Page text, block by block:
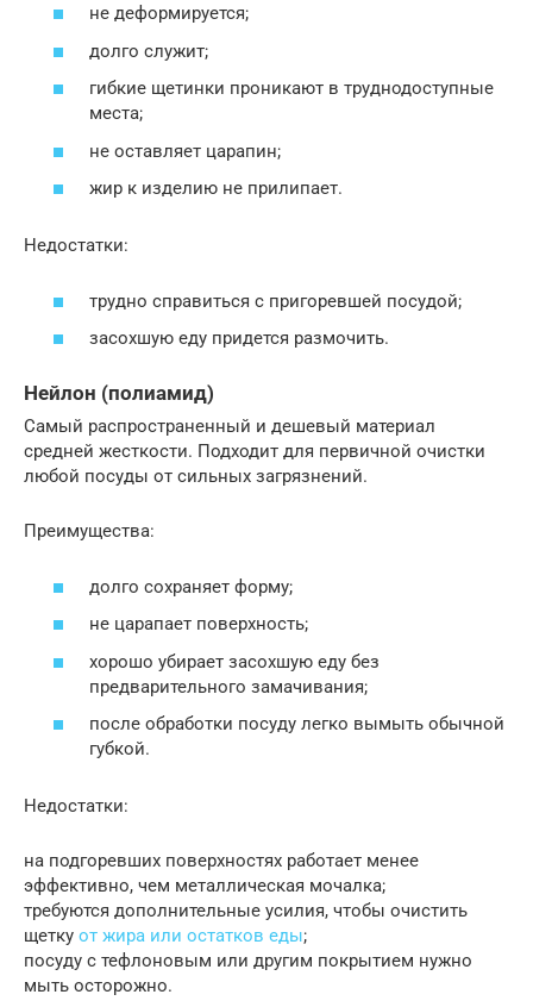
не деформируется;
долго служит;
гибкие щетинки проникают в труднодоступные
места;
не оставляет царапин;
жир к изделию не прилипает.
Недостатки:
трудно справиться с пригоревшей посудой;
засохшую еду придется размочить.
Нейлон (полиамид)
Самый распространенный и дешевый материал
средней жесткости. Подходит для первичной очистки
любой посуды от сильных загрязнений.
Преимущества:
долго сохраняет форму;
не царапает поверхность;
хорошо убирает засохшую еду без
предварительного замачивания;
после обработки посуду легко вымыть обычной
губкой.
Недостатки:
на подгоревших поверхностях работает менее
эффективно, чем металлическая мочалка;
требуются дополнительные усилия, чтобы очистить
щетку от жира или остатков еды;
посуду с тефлоновым или другим покрытием нужно
мыть осторожно.